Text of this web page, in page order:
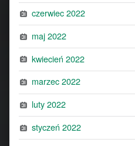
czerwiec 2022
maj 2022
kwiecień 2022
marzec 2022
luty 2022
styczeń 2022